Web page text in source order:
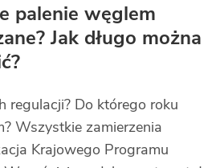
palenie węglem
Jak długo można
regulacji? Do którego roku
Wszystkie zamierzenia
Krajowego Programu